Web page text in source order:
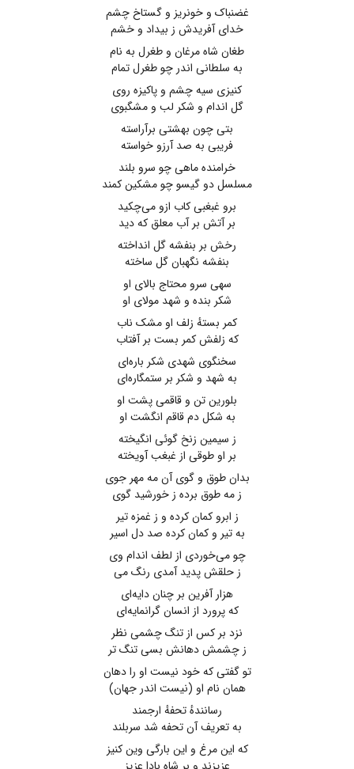
غضنباک و خونریز و گستاخ چشم
خدای آفریدش ز بیداد و خشم
طغان شاه مرغان و طغرل به نام
به سلطانی اندر چو طغرل تمام
کنیزی سیه چشم و پاکیزه روی
گل اندام و شکر لب و مشگبوی
بتی چون بهشتی برآراسته
فریبی به صد آرزو خواسته
خرامنده ماهی چو سرو بلند
مسلسل دو گیسو چو مشکین کمند
برو غبغبی کاب ازو می‌چکید
بر آتش بر آب معلق که دید
رخش بر بنفشه گل انداخته
بنفشه نگهبان گل ساخته
سهی سرو محتاج بالای او
شکر بنده و شهد مولای او
کمر بستهٔ زلف او مشک ناب
که زلفش کمر بست بر آفتاب
سخنگوی شهدی شکر باره‌ای
به شهد و شکر بر ستمگاره‌ای
بلورین تن و قاقمی پشت او
به شکل دم قاقم انگشت او
ز سیمین زنخ گوئی انگیخته
بر او طوقی از غبغب آویخته
بدان طوق و گوی آن مه مهر جوی
ز مه طوق برده ز خورشید گوی
ز ابرو کمان کرده و ز غمزه تیر
به تیر و کمان کرده صد دل اسیر
چو می‌خوردی از لطف اندام وی
ز حلقش پدید آمدی رنگ می
هزار آفرین بر چنان دایه‌ای
که پرورد از انسان گرانمایه‌ای
نزد بر کس از تنگ چشمی نظر
ز چشمش دهانش بسی تنگ تر
تو گفتی که خود نیست او را دهان
همان نام او (نیست اندر جهان)
رسانندهٔ تحفهٔ ارجمند
به تعریف آن تحفه شد سربلند
که این مرغ و این بارگی وین کنیز